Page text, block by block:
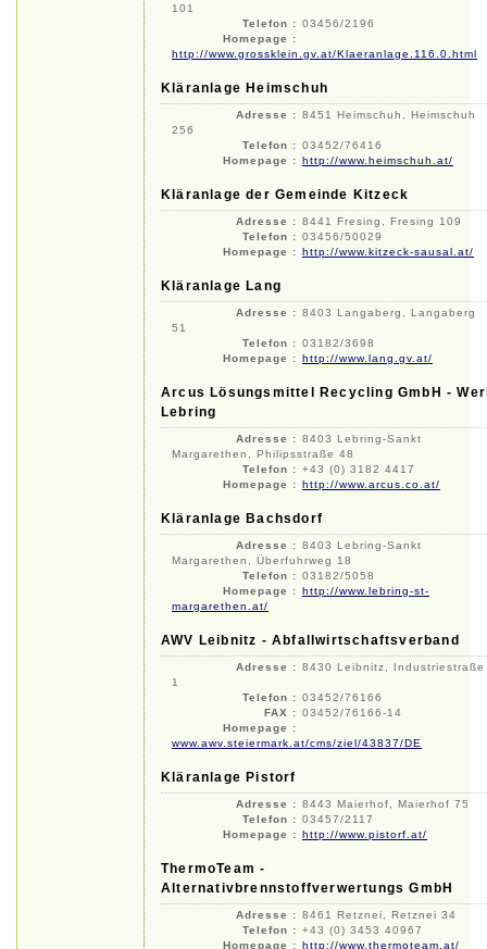
101
Telefon : 03456/2196
Homepage :
http://www.grossklein.gv.at/Klaeranlage.116.0.html
Kläranlage Heimschuh
Adresse : 8451 Heimschuh, Heimschuh
256
Telefon : 03452/76416
Homepage : http://www.heimschuh.at/
Kläranlage der Gemeinde Kitzeck
Adresse : 8441 Fresing, Fresing 109
Telefon : 03456/50029
Homepage : http://www.kitzeck-sausal.at/
Kläranlage Lang
Adresse : 8403 Langaberg, Langaberg
51
Telefon : 03182/3698
Homepage : http://www.lang.gv.at/
Arcus Lösungsmittel Recycling GmbH -
Lebring
Adresse : 8403 Lebring-Sankt
Margarethen, Philipsstraße 48
Telefon : +43 (0) 3182 4417
Homepage : http://www.arcus.co.at/
Kläranlage Bachsdorf
Adresse : 8403 Lebring-Sankt
Margarethen, Überfuhrweg 18
Telefon : 03182/5058
Homepage : http://www.lebring-st-
margarethen.at/
AWV Leibnitz - Abfallwirtschaftsverband
Adresse : 8430 Leibnitz, Industriestraße
1
Telefon : 03452/76166
FAX : 03452/76166-14
Homepage :
www.awv.steiermark.at/cms/ziel/43837/DE
Kläranlage Pistorf
Adresse : 8443 Maierhof, Maierhof 75
Telefon : 03457/2117
Homepage : http://www.pistorf.at/
ThermoTeam -
Alternativbrennstoffverwertungs GmbH
Adresse : 8461 Retznei, Retznei 34
Telefon : +43 (0) 3453 40967
Homepage : http://www.thermoteam.at/